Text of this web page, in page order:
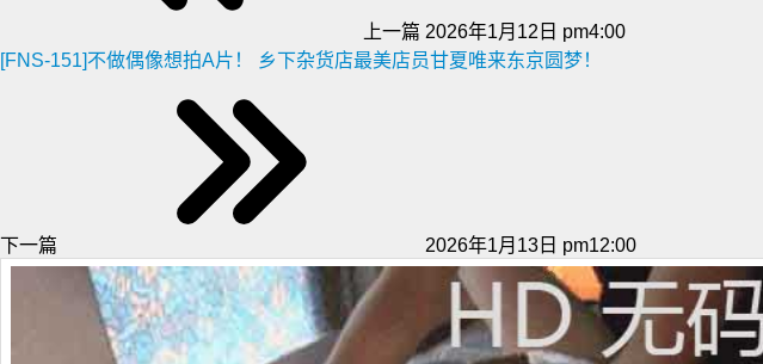
上一篇 2026年1月12日 pm4:00
[FNS-151]不做偶像想拍A片！ 乡下杂货店最美店员甘夏唯来东京圆梦！
下一篇 2026年1月13日 pm12:00